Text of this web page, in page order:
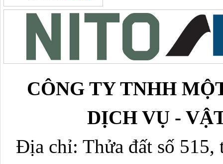
CÔNG TY TNHH
DỊCH VỤ -
Địa chỉ: Thửa đất số